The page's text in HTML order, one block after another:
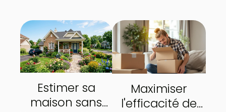
Estimer sa
maison sans
Maximiser
l'efficacité de